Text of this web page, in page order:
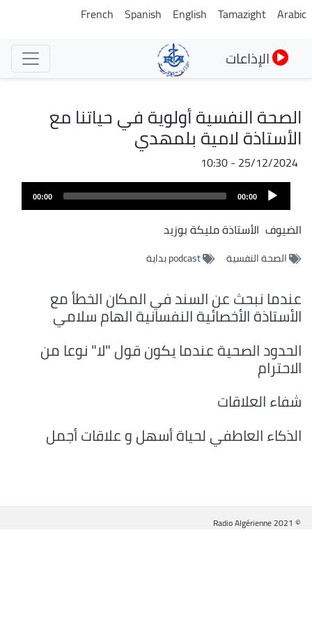
تجاوز
Arabic
Tamazight
English
Spanish
French
الإذاعات
الصحة النفسية أولوية في حياتنا مع
الأستاذة لامية بلمهدي
25/12/2024 - 10:30
ملف
الصوت
Audio
Player
00:00
00:00
الضيوف الأستاذة مليكة بوزيد
الصحة النفسية podcast بداية
عندما نبحث عن السند في المكان الخطأ مع
الأستاذة الأخصائية النفسانية الهام سلامي
الحدود الصحية عندما يكون قول "لا" نوعا من
الاحترام
شفاء العلاقات
الذكاء العاطفي لحياة أسهل و علاقات أجمل
© Radio Algérienne 2021